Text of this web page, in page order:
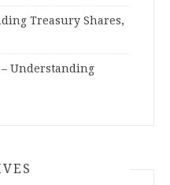
Treasury Shares,
Understanding